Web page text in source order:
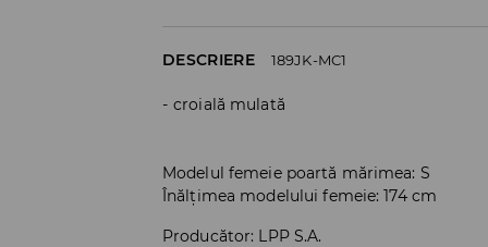
DESCRIERE 189JK-MC1
croială mulată
Modelul femeie poartă mărimea: S
Înălțimea modelului femeie: 174 cm
Producător: LPP S.A.